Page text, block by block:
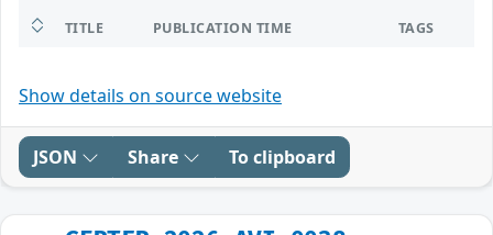
TITLE PUBLICATION TIME TAGS
Show details on source website
JSON Share To clipboard